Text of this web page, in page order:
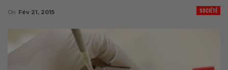
SOCIÉTÉ
On Fév 21, 2015